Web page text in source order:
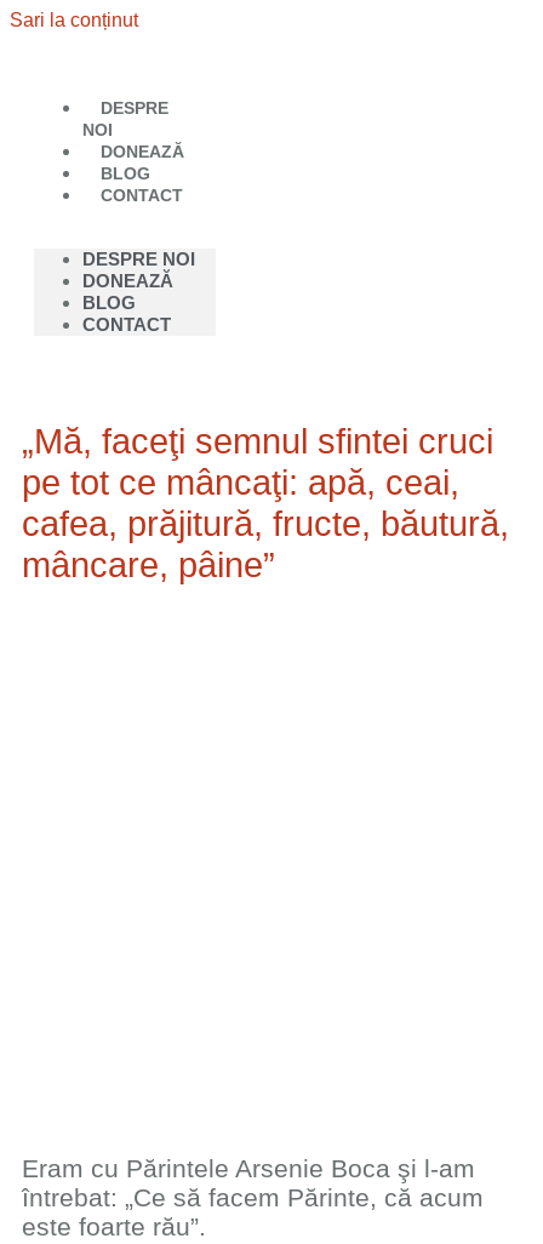
Sari la conținut
DESPRE
NOI
DONEAZĂ
BLOG
CONTACT
DESPRE NOI
DONEAZĂ
BLOG
CONTACT
„Mă, faceţi semnul sfintei cruci
pe tot ce mâncaţi: apă, ceai,
cafea, prăjitură, fructe, băutură,
mâncare, pâine”
Eram cu Părintele Arsenie Boca şi l-am
întrebat: „Ce să facem Părinte, că acum
este foarte rău”.